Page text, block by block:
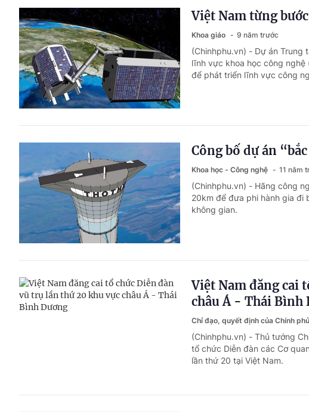
Việt Nam từng
Khoa giáo 9 năm trước
(Chinhphu.vn) - Dự án Trung
lĩnh vực khoa học công
để phát triển lĩnh vực công
Công bố dự án
Khoa học - Công nghệ 11 năm
(Chinhphu.vn) - Hãng công
20km để đưa phi hành gia đi
không gian.
Việt Nam đăng cai
châu Á - Thái Bình
Chỉ đạo, quyết định của Chính
(Chinhphu.vn) - Thủ tướng
tổ chức Diễn đàn các Cơ
lần thứ 20 tại Việt Nam.